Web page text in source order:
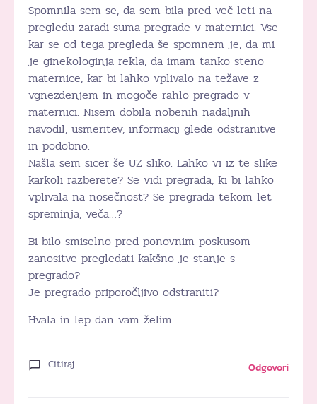
Spomnila sem se, da sem bila pred več leti na
pregledu zaradi suma pregrade v maternici. Vse
kar se od tega pregleda še spomnem je, da mi
je ginekologinja rekla, da imam tanko steno
maternice, kar bi lahko vplivalo na težave z
vgnezdenjem in mogoče rahlo pregrado v
maternici. Nisem dobila nobenih nadaljnih
navodil, usmeritev, informacij glede odstranitve
in podobno.
Našla sem sicer še UZ sliko. Lahko vi iz te slike
karkoli razberete? Se vidi pregrada, ki bi lahko
vplivala na nosečnost? Se pregrada tekom let
spreminja, veča…?
Bi bilo smiselno pred ponovnim poskusom
zanositve pregledati kakšno je stanje s
pregrado?
Je pregrado priporočljivo odstraniti?
Hvala in lep dan vam želim.
Citiraj Odgovori